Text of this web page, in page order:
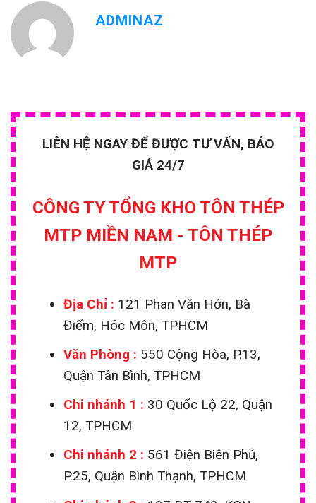
ADMINAZ
LIÊN HỆ NGAY ĐỂ ĐƯỢC TƯ VẤN, BÁO
GIÁ 24/7
CÔNG TY TỔNG KHO TÔN THÉP
MTP MIỀN NAM - TÔN THÉP
MTP
Địa Chỉ : 121 Phan Văn Hớn, Bà
Điểm, Hóc Môn, TPHCM
Văn Phòng : 550 Cộng Hòa, P.13,
Quận Tân Bình, TPHCM
Chi nhánh 1 : 30 Quốc Lộ 22, Quận
12, TPHCM
Chi nhánh 2 : 561 Điện Biên Phủ,
P.25, Quận Bình Thạnh, TPHCM